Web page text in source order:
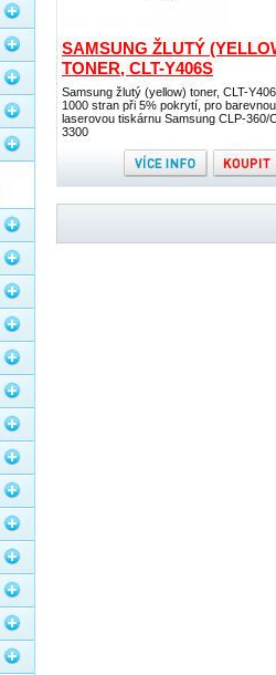
SAMSUNG ŽLUTÝ
TONER, CLT-Y406S
Samsung žlutý (yellow) toner, CLT-
1000 stran při 5% pokrytí, pro barevnou
laserovou tiskárnu Samsung CLP-360/
3300